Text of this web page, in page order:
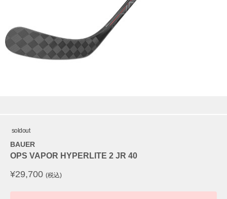
soldout
BAUER
OPS VAPOR HYPERLITE 2 JR 40
¥29,700 (税込)